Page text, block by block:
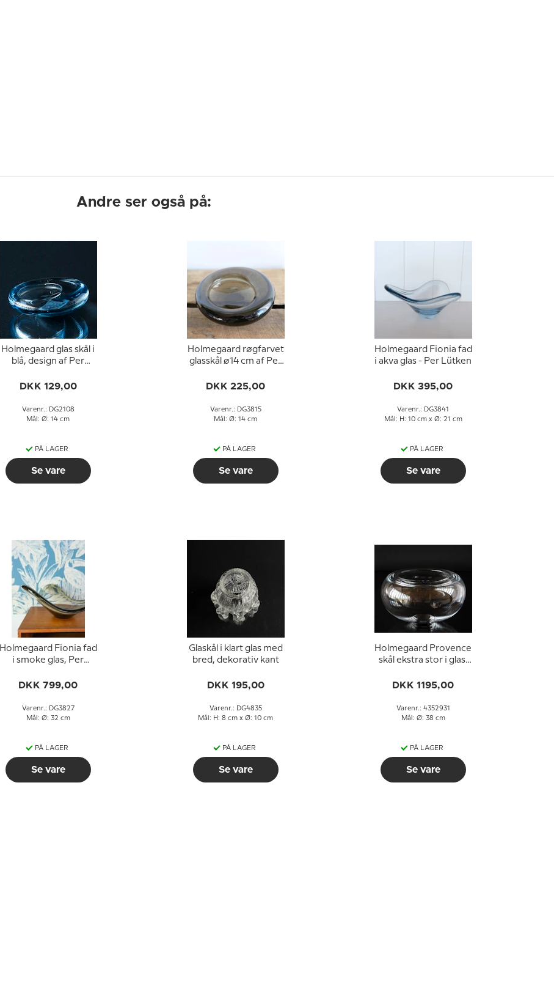
Andre ser også på:
Holmegaard glas skål i
blå, design af Per
DKK 129,00
Varenr.: DG2108
Mål: Ø: 14 cm
PÅ LAGER
Se vare
Holmegaard røgfarvet
glasskål ø14 cm af Per
DKK 225,00
Varenr.: DG3815
Mål: Ø: 14 cm
PÅ LAGER
Se vare
Holmegaard Fionia fad
i akva glas - Per Lütken
DKK 395,00
Varenr.: DG3841
Mål: H: 10 cm x Ø: 21 cm
PÅ LAGER
Se vare
Holmegaard Fionia fad
i smoke glas, Per
DKK 799,00
Varenr.: DG3827
Mål: Ø: 32 cm
PÅ LAGER
Se vare
Glaskål i klart glas med
bred, dekorativ kant
DKK 195,00
Varenr.: DG4835
Mål: H: 8 cm x Ø: 10 cm
PÅ LAGER
Se vare
Holmegaard Provence
skål ekstra stor i glas,
DKK 1195,00
Varenr.: 4352931
Mål: Ø: 38 cm
PÅ LAGER
Se vare